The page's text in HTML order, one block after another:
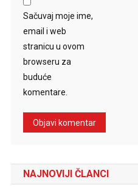
Sačuvaj moje ime,
email i web
stranicu u ovom
browseru za
buduće
komentare.
NAJNOVIJI ČLANCI